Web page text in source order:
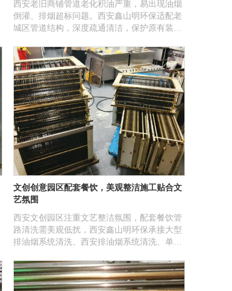
西安老旧商铺管道老化积油严重，易出现油烟
倒灌、排烟超标问题。西安鑫山明环保适配老
城区管道结构，深度疏通清洁，保护原有装
文创创意园区配套餐饮，美观整洁施工贴合文
艺氛围
西安文创园区注重文艺整洁氛围，配套餐饮管
路清洗需美观低扰，西安鑫山明环保承接大型
排油烟系统清洗、西安排油烟系统清洗、单位
施工，无损园区景观、场地洁净。